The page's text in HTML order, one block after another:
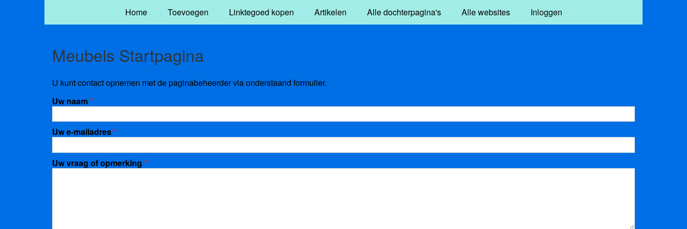
Home Toevoegen Linktegoed kopen Artikelen Alle dochterpagina's Alle websites Inloggen
Meubels Startpagina
U kunt contact opnemen met de paginabeheerder via onderstaand formulier.
Uw naam*
Uw e-mailadres*
Uw vraag of opmerking *